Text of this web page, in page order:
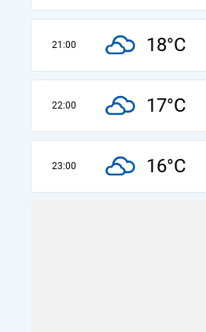
21:00 18°C
22:00 17°C
23:00 16°C